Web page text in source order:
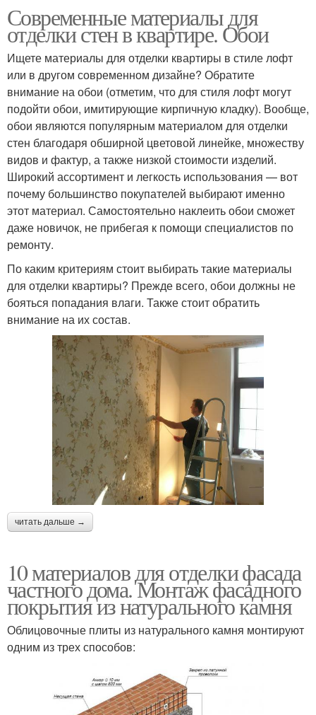
Современные материалы для
отделки стен в квартире. Обои
Ищете материалы для отделки квартиры в стиле лофт
или в другом современном дизайне? Обратите
внимание на обои (отметим, что для стиля лофт могут
подойти обои, имитирующие кирпичную кладку). Вообще,
обои являются популярным материалом для отделки
стен благодаря обширной цветовой линейке, множеству
видов и фактур, а также низкой стоимости изделий.
Широкий ассортимент и легкость использования — вот
почему большинство покупателей выбирают именно
этот материал. Самостоятельно наклеить обои сможет
даже новичок, не прибегая к помощи специалистов по
ремонту.
По каким критериям стоит выбирать такие материалы
для отделки квартиры? Прежде всего, обои должны не
бояться попадания влаги. Также стоит обратить
внимание на их состав.
читать дальше →
10 материалов для отделки фасада
частного дома. Монтаж фасадного
покрытия из натурального камня
Облицовочные плиты из натурального камня монтируют
одним из трех способов: